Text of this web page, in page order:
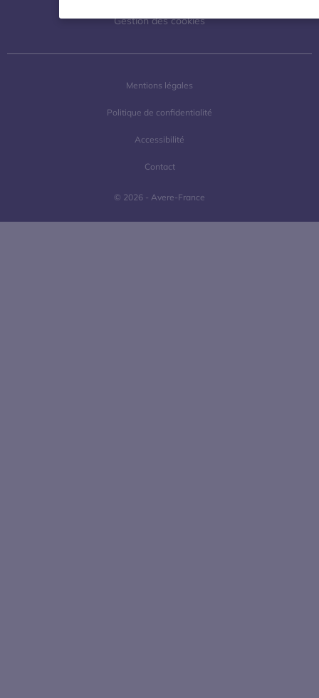
Gestion des cookies
Mentions légales
Politique de confidentialité
Accessibilité
Contact
© 2026 - Avere-France